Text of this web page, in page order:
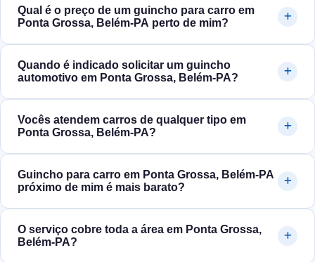
Qual é o preço de um guincho para carro em
Ponta Grossa, Belém‑PA perto de mim?
Quando é indicado solicitar um guincho
automotivo em Ponta Grossa, Belém‑PA?
Vocês atendem carros de qualquer tipo em
Ponta Grossa, Belém‑PA?
Guincho para carro em Ponta Grossa, Belém‑PA
próximo de mim é mais barato?
O serviço cobre toda a área em Ponta Grossa,
Belém‑PA?